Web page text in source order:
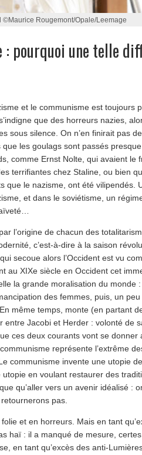
©Maurice Rougemont/Opale/Leemage
pourquoi une telle
et le communisme est toujours
que des horreurs nazies,
sous silence. On n’en finirait pas
les goulags sont passés
comme Ernst Nolte, qui avaient le
terrifiantes chez Staline, ou bien
que le nazisme, ont été vilipendés.
et dans le soviétisme, un
l’origine de chacun des
c’est-à-dire à la saison
secoue alors l’Occident est vu
au XIXe siècle en Occident cet
la grande moralisation du monde
des femmes, puis, un
même temps, monte (en partant
entre Jacobi et Herder : volonté de
ces deux courants vont se donner
représente l’extrême
communisme invente une utopie
en voulant restaurer des
qu’aller vers un avenir idéalisé :
pas.
et en horreurs. Mais en tant
haï : il a manqué de mesure,
en tant qu’excès des anti-